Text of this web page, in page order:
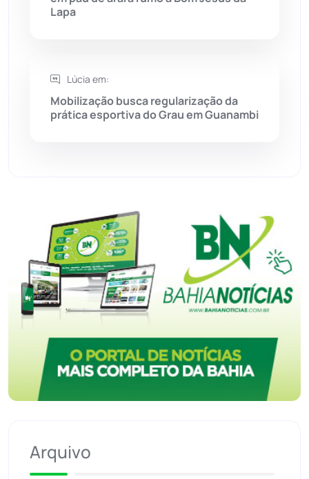
Sudoeste Baiano
Lapa
Lúcia em:
Mobilização busca regularização da
prática esportiva do Grau em Guanambi
Arquivo